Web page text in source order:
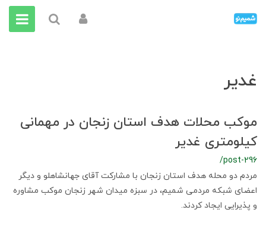
غدیر
موکب محلات هدف استان زنجان در مهمانی
کیلومتری غدیر
/post-296
مردم دو محله هدف استان زنجان با مشارکت آقای جهانشاهلو و دیگر
اعضای شبکه مردمی شمیم، در سبزه میدان شهر زنجان موکب مشاوره
و پذیرایی ایجاد کردند.